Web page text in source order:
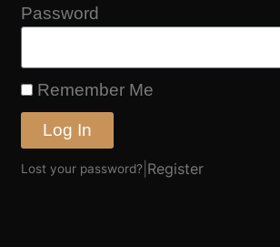
Password
Remember Me
Log In
Lost your password? Register